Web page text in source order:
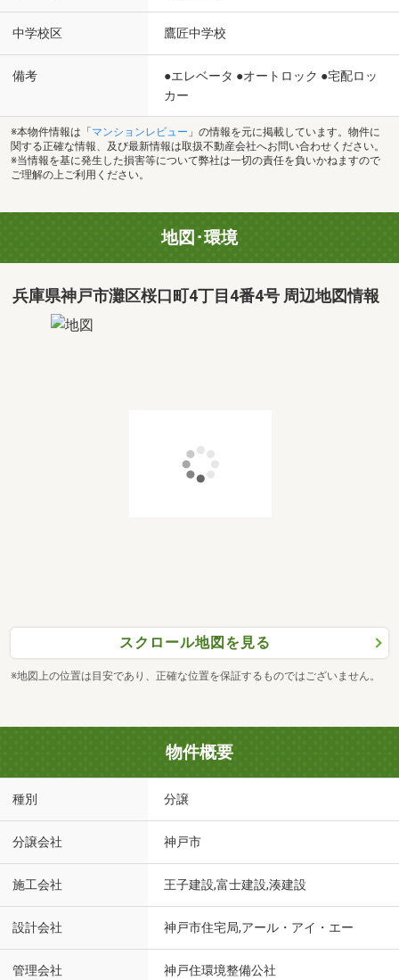
中学校区 鷹匠中学校
備考
●エレベータ ●オートロック ●宅配ロッ
カー
※本物件情報は「 マンションレビュー 」の情報を元に掲載しています。物件に
関する正確な情報、及び最新情報は取扱不動産会社へお問い合わせください。
※当情報を基に発生した損害等について弊社は一切の責任を負いかねますので
ご理解の上ご利用ください。
地図･環境
兵庫県神戸市灘区桜口町4丁目4番4号 周辺地図情報
スクロール地図を見る
※地図上の位置は目安であり、正確な位置を保証するものではございません。
物件概要
種別 分譲
分譲会社 神戸市
施工会社 王子建設,富士建設,湊建設
設計会社 神戸市住宅局,アール・アイ・エー
管理会社 神戸住環境整備公社